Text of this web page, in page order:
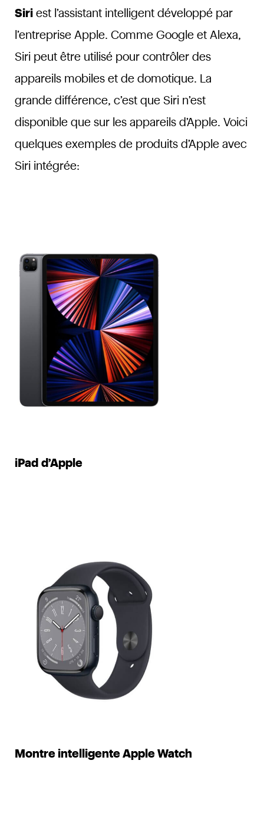
Siriest l’assistant intelligent développé par
l’entreprise Apple. Comme Google et Alexa,
Siri peut être utilisé pour contrôler des
appareils mobiles et de domotique. La
grande différence, c’est que Siri n’est
disponible que sur les appareils d’Apple. Voici
quelques exemples de produits d’Apple avec
Siri intégrée:
iPad d’Apple
Montre intelligente Apple Watch